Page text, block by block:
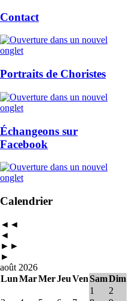
Contact
Portraits de Choristes
Échangeons sur
Facebook
Calendrier
◄◄
◄
►►
►
août 2026
LunMarMerJeuVenSamDim
1
2